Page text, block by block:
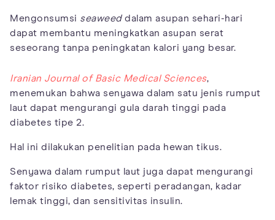
Mengonsumsi seaweeddalam asupan sehari-hari
dapat membantu meningkatkan asupan serat
seseorang tanpa peningkatan kalori yang besar.
Iranian Journal of Basic Medical Sciences,
menemukan bahwa senyawa dalam satu jenis rumput
laut dapat mengurangi gula darah tinggi pada
diabetes tipe 2.
Hal ini dilakukan penelitian pada hewan tikus.
Senyawa dalam rumput laut juga dapat mengurangi
faktor risiko diabetes, seperti peradangan, kadar
lemak tinggi, dan sensitivitas insulin.